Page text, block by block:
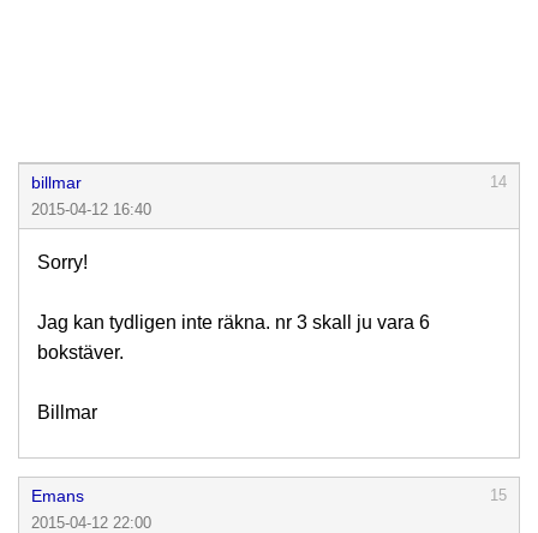
billmar
14
2015-04-12 16:40
Sorry!
Jag kan tydligen inte räkna. nr 3 skall ju vara 6
bokstäver.
Billmar
Emans
15
2015-04-12 22:00